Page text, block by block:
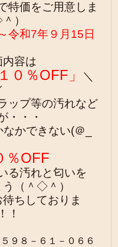
特価をご用意しま
）
令和7年９月15日
容は
０％OFF」
＼
ップ等の汚れなど
・・・
なかできない(＠_
％OFF
る汚れと匂いを
（＾◇＾）
ちしておりま
！
９８－６１－０６６